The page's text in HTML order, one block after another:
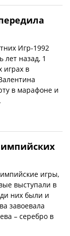
Игр-1992
лет назад, 1
играх в
в марафоне и
игры,
выступали в
них были и
завоевала
– серебро в